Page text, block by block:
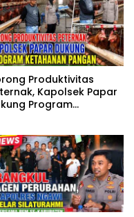
Produktivitas
Kapolsek Papar
Program